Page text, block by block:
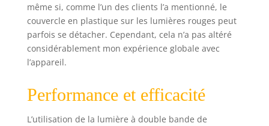
invisible), elle
pénètre plus
profondément que
la lumière rouge,
muscles, peut
accélérer la
circulation
même si, comme l’un des clients l’a mentionné, le
couvercle en plastique sur les lumières rouges peut
parfois se détacher. Cependant, cela n’a pas altéré
considérablement mon expérience globale avec
l’appareil.
Performance et efficacité
L’utilisation de la lumière à double bande de